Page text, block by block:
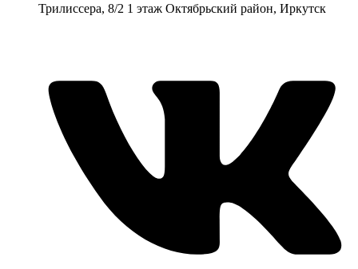
​Трилиссера, 8/2​ 1 этаж​ Октябрьский район, Иркутск